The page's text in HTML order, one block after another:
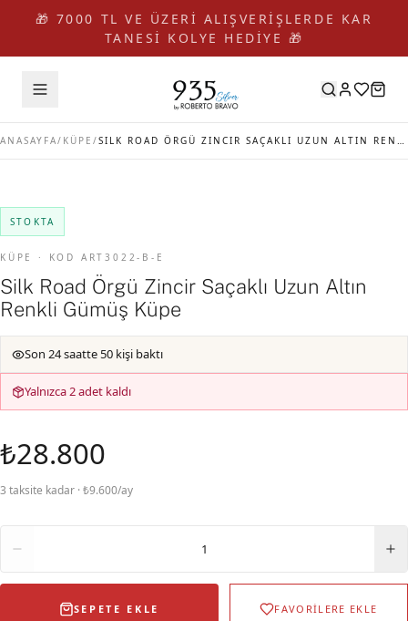
🎁 7000 TL VE ÜZERİ ALIŞVERİŞLERDE KAR
TANESİ KOLYE HEDİYE 🎁
ANASAYFA/ KÜPE / SILK ROAD ÖRGÜ ZINCIR SAÇAKLI UZUN ALTIN RENKLI GÜMÜŞ KÜPE
STOKTA
KÜPE · KOD ART3022-B-E
Silk Road Örgü Zincir Saçaklı Uzun Altın
Renkli Gümüş Küpe
Son 24 saatte 50 kişi baktı
Yalnızca 2 adet kaldı
₺28.800
3 taksite kadar · ₺9.600/ay
1
SEPETE EKLE FAVORİLERE EKLE